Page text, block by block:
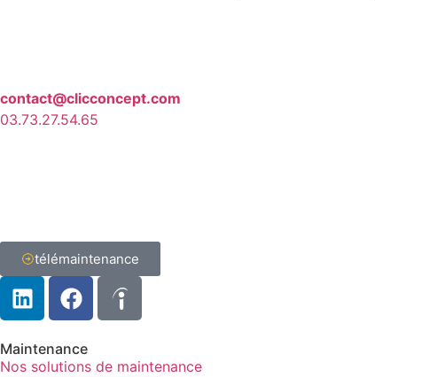
contact@clicconcept.com
03.73.27.54.65
télémaintenance
Maintenance
Nos solutions de maintenance